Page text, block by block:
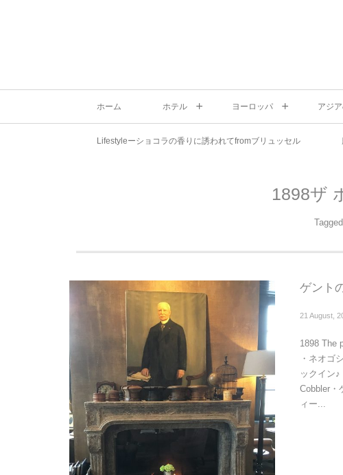
ホーム ホテル ヨーロッパ アジ
Lifestyleーショコラの香りに誘われてfromブリュッセル
1898ザ
Tagged
ゲント
21 August
1898 The
・ネオゴ
ックイン
Cobbler・
ィー...